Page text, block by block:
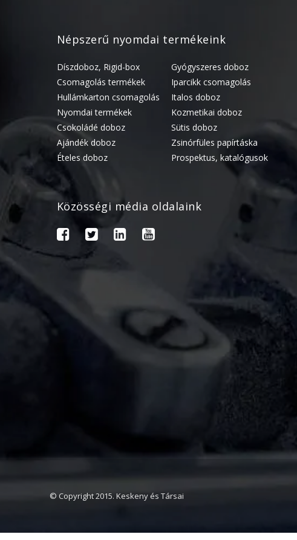
Népszerű nyomdai termékeink
Díszdoboz, Rigid-box
Csomagolás termékek
Hullámkarton csomagolás
Nyomdai termékek
Csokoládé doboz
Ajándék doboz
Ételes doboz
Gyógyszeres doboz
Iparcikk csomagolás
Italos doboz
Kozmetikai doboz
Sütis doboz
Zsinórfüles papírtáska
Prospektus, katalógusok
Közösségi média oldalaink
© Copyright 2015. Keskeny és Társai